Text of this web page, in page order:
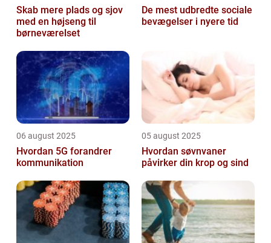
Skab mere plads og sjov
med en højseng til
børneværelset
De mest udbredte sociale
bevægelser i nyere tid
06 august 2025
Hvordan 5G forandrer
kommunikation
05 august 2025
Hvordan søvnvaner
påvirker din krop og sind